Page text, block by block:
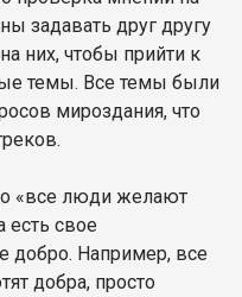
задавать друг другу
них, чтобы прийти к
темы. Все темы были
мироздания, что
«все люди желают
есть свое
добро. Например, все
добра, просто